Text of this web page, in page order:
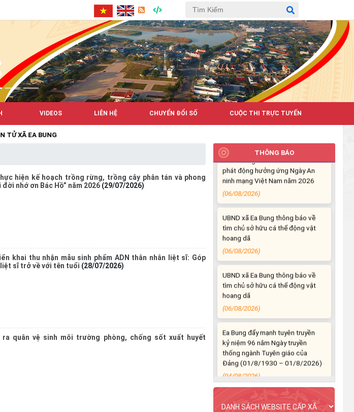
VIDEOS LIÊN HỆ CHUYỂN ĐỔI SỐ CUỘC THI TRỰC TUYẾN
hiện kế hoạch trồng rừng, trồng cây phân tán và phong
nhớ ơn Bác Hồ” năm 2026 (29/07/2026)
khai thu nhận mẫu sinh phẩm ADN thân nhân liệt sĩ: Góp
sĩ trở về với tên tuổi (28/07/2026)
ra quân vệ sinh môi trường phòng, chống sốt xuất huyết
THÔNG BÁO
Hưởng ứng cao điểm tuần lễ
truyền thông Lễ hội Sầu riêng
Đắk Lắk 2026
(07/08/2026)
phát động hưởng ứng Ngày An
ninh mạng Việt Nam năm 2026
(06/08/2026)
UBND xã Ea Bung thông báo về
tìm chủ sở hữu cá thể động vật
hoang dã
(06/08/2026)
UBND xã Ea Bung thông báo về
tìm chủ sở hữu cá thể động vật
hoang dã
(06/08/2026)
Ea Bung đẩy mạnh tuyên truyền
kỷ niệm 96 năm Ngày truyền
thống ngành Tuyên giáo của
Đảng (01/8/1930 – 01/8/2026)
(04/08/2026)
Ea Bung tăng cường tuyên truyền
chủ động ứng phó với mưa lớn,
lốc, sét và các loại hình thiên tai